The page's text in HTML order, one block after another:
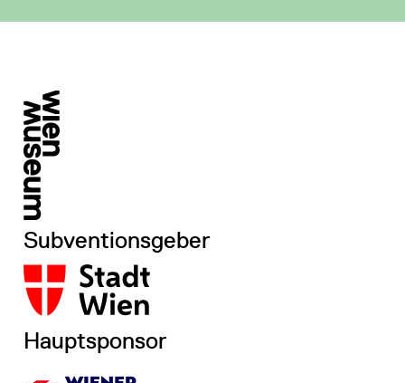
Subventionsgeber
Hauptsponsor